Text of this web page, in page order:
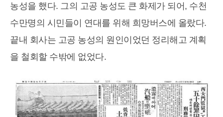
농성을 했다. 그의 고공 농성도 큰 화제가 되어, 수천
수만명의 시민들이 연대를 위해 희망버스에 올랐다.
끝내 회사는 고공 농성의 원인이었던 정리해고 계획
을 철회할 수밖에 없었다.